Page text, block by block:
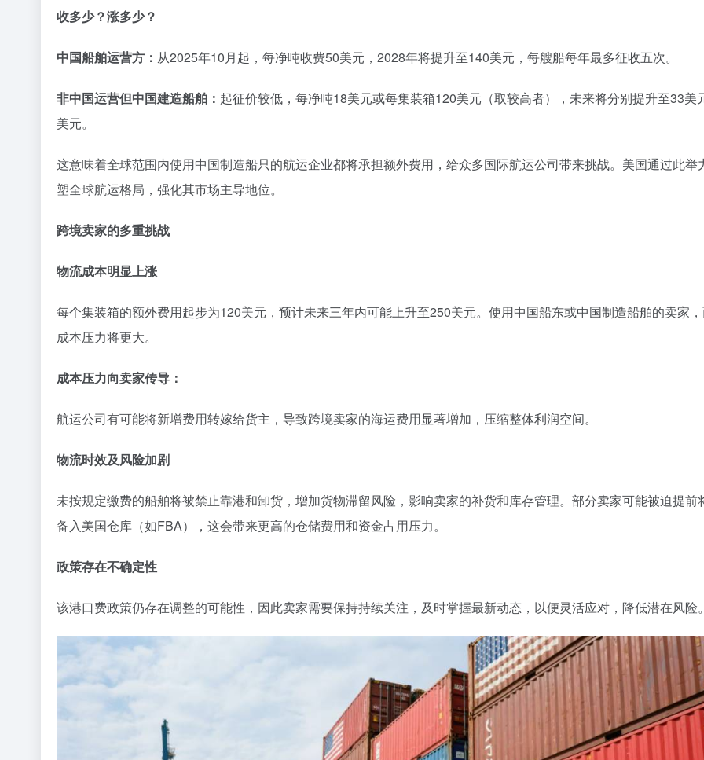
收多少？涨多少？
中国船舶运营方： 从2025年10月起，每净吨收费50美元，2028年将提升至140美元，每艘船每年最多征收五次。
非中国运营但中国建造船舶： 起征价较低，每净吨18美元或每集装箱120美元（取较高者），未来将分别提升至33美
美元。
这意味着全球范围内使用中国制造船只的航运企业都将承担额外费用，给众多国际航运公司带来挑战。美国通过此举
塑全球航运格局，强化其市场主导地位。
跨境卖家的多重挑战
物流成本明显上涨
每个集装箱的额外费用起步为120美元，预计未来三年内可能上升至250美元。使用中国船东或中国制造船舶的卖家
成本压力将更大。
成本压力向卖家传导：
航运公司有可能将新增费用转嫁给货主，导致跨境卖家的海运费用显著增加，压缩整体利润空间。
物流时效及风险加剧
未按规定缴费的船舶将被禁止靠港和卸货，增加货物滞留风险，影响卖家的补货和库存管理。部分卖家可能被迫提前
备入美国仓库（如FBA），这会带来更高的仓储费用和资金占用压力。
政策存在不确定性
该港口费政策仍存在调整的可能性，因此卖家需要保持持续关注，及时掌握最新动态，以便灵活应对，降低潜在风险